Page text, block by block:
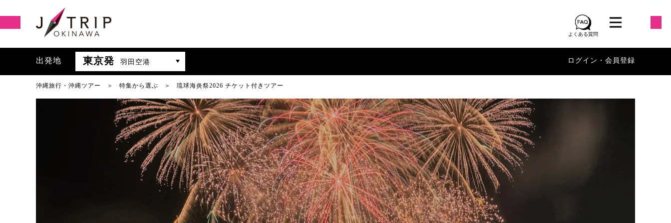
よくある質問
出発地 東京発 羽田空港 ログイン・会員登録
沖縄旅行・沖縄ツアー 特集から選ぶ 琉球海炎祭2026 チケット付きツアー